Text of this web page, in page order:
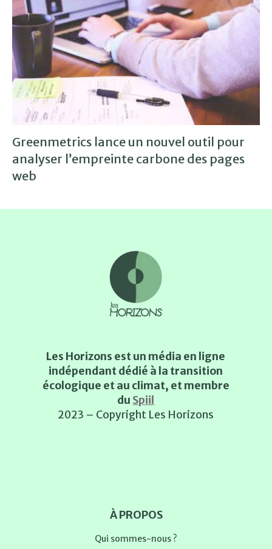
Greenmetrics lance un nouvel outil pour
analyser l’empreinte carbone des pages
web
Les Horizons est un média en ligne
indépendant dédié à la transition
écologique et au climat, et membre
du Spiil
2023 – Copyright Les Horizons
À PROPOS
Qui sommes-nous ?